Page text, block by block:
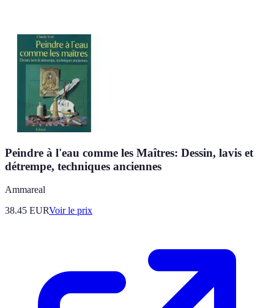
Peindre à l'eau comme les Maîtres: Dessin, lavis et
détrempe, techniques anciennes
Ammareal
38.45 EURVoir le prix